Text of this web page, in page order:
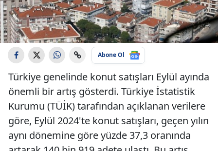
Abone Ol
Türkiye genelinde konut satışları Eylül ayında
önemli bir artış gösterdi. Türkiye İstatistik
Kurumu (TÜİK) tarafından açıklanan verilere
göre, Eylül 2024'te konut satışları, geçen yılın
aynı dönemine göre yüzde 37,3 oranında